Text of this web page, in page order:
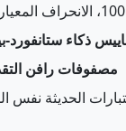
ذكاء ستانفورد-
مصفوفات رافن
الحديثة نفس